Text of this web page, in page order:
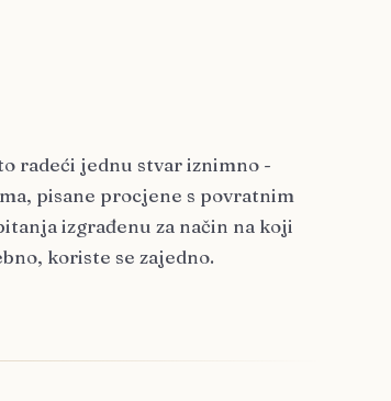
radeći jednu stvar iznimno -
pisane procjene s povratnim
izgrađenu za način na koji
koriste se zajedno.